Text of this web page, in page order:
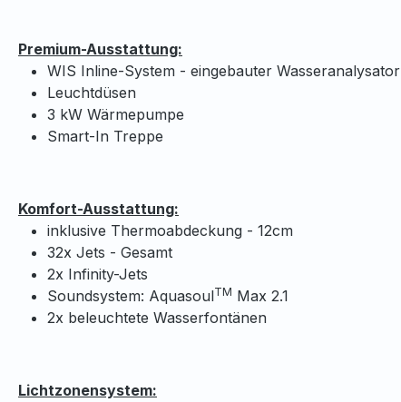
Premium-Ausstattung:
WIS Inline-System - eingebauter Wasseranalysator
Leuchtdüsen
3 kW Wärmepumpe
Smart-In Treppe
Komfort-Ausstattung:
inklusive Thermoabdeckung - 12cm
32x Jets - Gesamt
2x Infinity-Jets
Soundsystem: AquasoulTM Max 2.1
2x beleuchtete Wasserfontänen
Lichtzonensystem: